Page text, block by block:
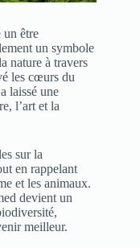
un être
un symbole
nature à travers
les cœurs du
laissé une
l’art et la
sur la
en rappelant
et les animaux.
devient un
meilleur.